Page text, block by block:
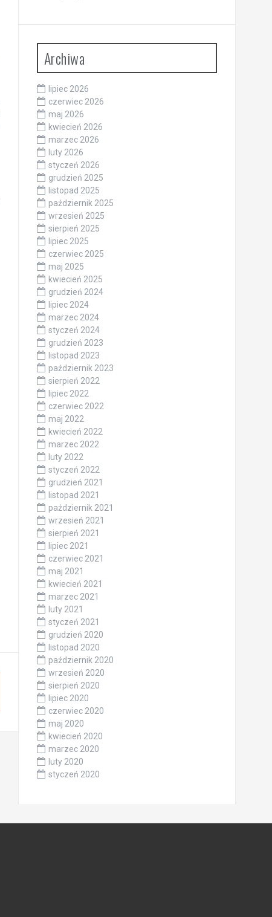
Archiwa
lipiec 2026
czerwiec 2026
maj 2026
kwiecień 2026
marzec 2026
luty 2026
styczeń 2026
grudzień 2025
listopad 2025
październik 2025
wrzesień 2025
sierpień 2025
lipiec 2025
czerwiec 2025
maj 2025
kwiecień 2025
grudzień 2024
lipiec 2024
marzec 2024
styczeń 2024
grudzień 2023
listopad 2023
październik 2023
sierpień 2022
lipiec 2022
czerwiec 2022
maj 2022
kwiecień 2022
marzec 2022
luty 2022
styczeń 2022
grudzień 2021
listopad 2021
październik 2021
wrzesień 2021
sierpień 2021
lipiec 2021
czerwiec 2021
maj 2021
kwiecień 2021
marzec 2021
luty 2021
styczeń 2021
grudzień 2020
listopad 2020
październik 2020
wrzesień 2020
sierpień 2020
lipiec 2020
czerwiec 2020
maj 2020
kwiecień 2020
marzec 2020
luty 2020
styczeń 2020